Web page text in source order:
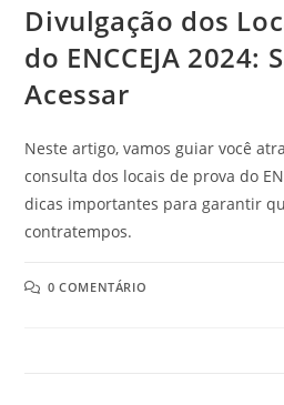
Divulgação dos
do ENCCEJA 2024:
Acessar
Neste artigo, vamos guiar você
consulta dos locais de prova do
dicas importantes para garantir
contratempos.
0 COMENTÁRIO